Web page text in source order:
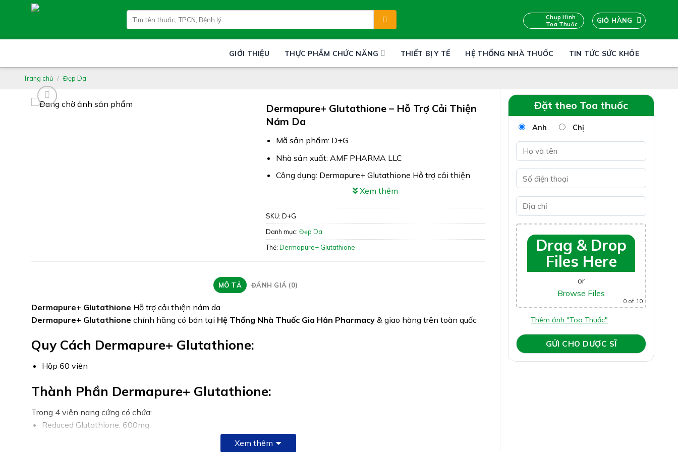
kiếm:
Chụp Hình
Toa Thuốc
GIỎ HÀNG
GIỚI THIỆU THỰC PHẨM CHỨC NĂNG THIẾT BỊ Y TẾ HỆ THỐNG NHÀ THUỐC TIN TỨC SỨC KHỎE
Trang chủ / Đẹp Da
Đặt theo Toa thuốc
Anh Chị
Drag & Drop
Files Here
or
Browse Files
0 of 10
Thêm ảnh "Toa Thuốc"
Dermapure+ Glutathione – Hỗ Trợ Cải Thiện
Nám Da
Mã sản phẩm: D+G
Nhà sản xuất: AMF PHARMA LLC
Công dụng: Dermapure+ Glutathione Hỗ trợ cải thiện
Giấy phép: 4688/2022/ĐKSP
Quy cách: Hộp 60 viên
Xem thêm
SKU: D+G
Danh mục: Đẹp Da
Thẻ: Dermapure+ Glutathione
MÔ TẢ ĐÁNH GIÁ (0)
Dermapure+ Glutathione Hỗ trợ cải thiện nám da
Dermapure+ Glutathione chính hãng có bán tại Hệ Thống Nhà Thuốc Gia Hân Pharmacy & giao hàng trên toàn quốc
Quy Cách Dermapure+ Glutathione:
Hộp 60 viên
Thành Phần Dermapure+ Glutathione:
Trong 4 viên nang cứng có chứa:
Reduced Glutathione: 600mg
Xem thêm